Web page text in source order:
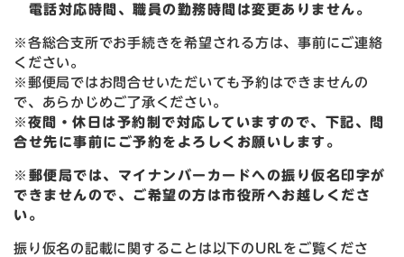
電話対応時間、職員の勤務時間は変更ありません。
※各総合支所でお手続きを希望される方は、事前にご連絡
ください。
※郵便局ではお問合せいただいても予約はできませんの
で、あらかじめご了承ください。
※ 夜間・休日は予約制で対応していますので、下記、問
合せ先に事前にご予約をよろしくお願いします。
※郵便局では、マイナンバーカードへの振り仮名印字が
できませんので、ご希望の方は市役所へお越しくださ
い。
振り仮名の記載に関することは以下のURLをご覧くださ